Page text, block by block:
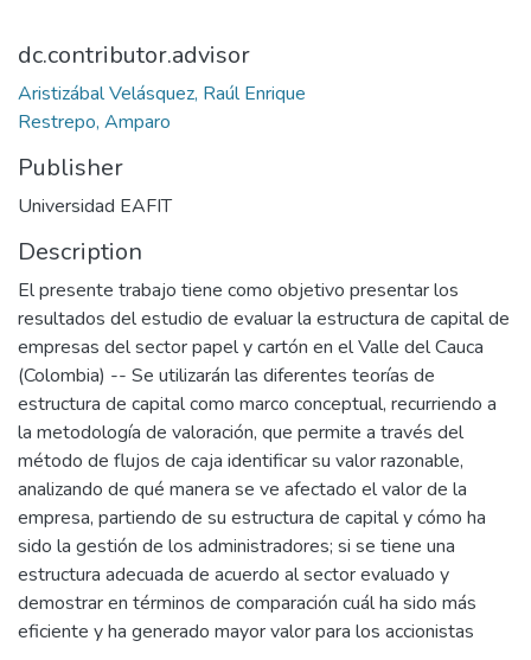
dc.contributor.advisor
Aristizábal Velásquez, Raúl Enrique
Restrepo, Amparo
Publisher
Universidad EAFIT
Description
El presente trabajo tiene como objetivo presentar los
resultados del estudio de evaluar la estructura de capital de
empresas del sector papel y cartón en el Valle del Cauca
(Colombia) -- Se utilizarán las diferentes teorías de
estructura de capital como marco conceptual, recurriendo a
la metodología de valoración, que permite a través del
método de flujos de caja identificar su valor razonable,
analizando de qué manera se ve afectado el valor de la
empresa, partiendo de su estructura de capital y cómo ha
sido la gestión de los administradores; si se tiene una
estructura adecuada de acuerdo al sector evaluado y
demostrar en términos de comparación cuál ha sido más
eficiente y ha generado mayor valor para los accionistas